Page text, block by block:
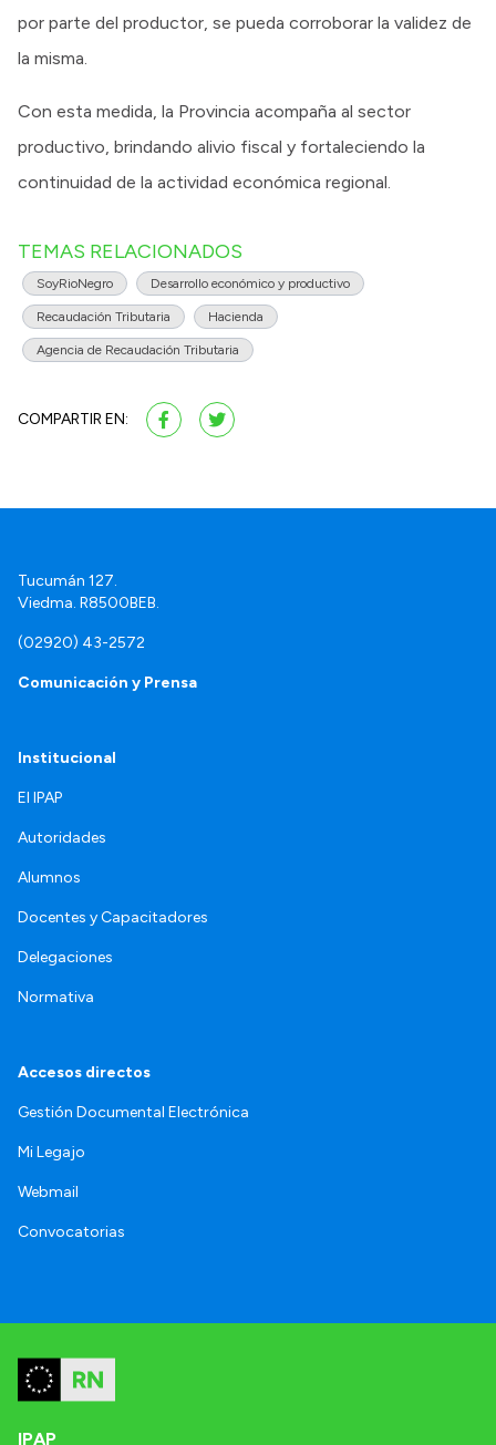
por parte del productor, se pueda corroborar la validez de
la misma.
Con esta medida, la Provincia acompaña al sector
productivo, brindando alivio fiscal y fortaleciendo la
continuidad de la actividad económica regional.
TEMAS RELACIONADOS
SoyRioNegro Desarrollo económico y productivo
Recaudación Tributaria Hacienda
Agencia de Recaudación Tributaria
COMPARTIR EN:
Tucumán 127.
Viedma. R8500BEB.
(02920) 43-2572
Comunicación y Prensa
Institucional
El IPAP
Autoridades
Alumnos
Docentes y Capacitadores
Delegaciones
Normativa
Accesos directos
Gestión Documental Electrónica
Mi Legajo
Webmail
Convocatorias
IPAP